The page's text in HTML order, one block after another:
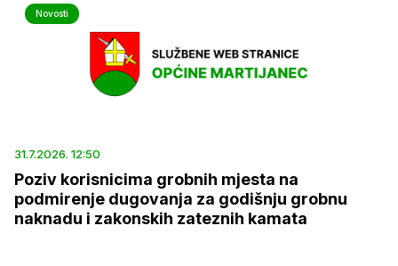
Novosti
31.7.2026. 12:50
Poziv korisnicima grobnih mjesta na
podmirenje dugovanja za godišnju grobnu
naknadu i zakonskih zateznih kamata